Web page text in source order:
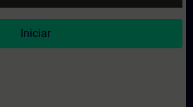
Iniciar